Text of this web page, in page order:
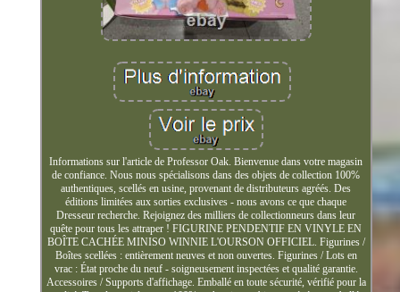
Informations sur l'article de Professor Oak. Bienvenue dans votre magasin
de confiance. Nous nous spécialisons dans des objets de collection 100%
authentiques, scellés en usine, provenant de distributeurs agréés. Des
éditions limitées aux sorties exclusives - nous avons ce que chaque
Dresseur recherche. Rejoignez des milliers de collectionneurs dans leur
quête pour tous les attraper ! FIGURINE PENDENTIF EN VINYLE EN
BOÎTE CACHÉE MINISO WINNIE L'OURSON OFFICIEL. Figurines /
Boîtes scellées : entièrement neuves et non ouvertes. Figurines / Lots en
vrac : État proche du neuf - soigneusement inspectées et qualité garantie.
Accessoires / Supports d'affichage. Emballé en toute sécurité, vérifié pour la